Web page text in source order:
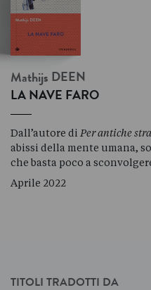
Mathijs DEEN
LA NAVE FARO
Dall’autore di Per antiche
abissi della mente umana,
che basta poco a
Aprile 2022
TITOLI TRADOTTI DA